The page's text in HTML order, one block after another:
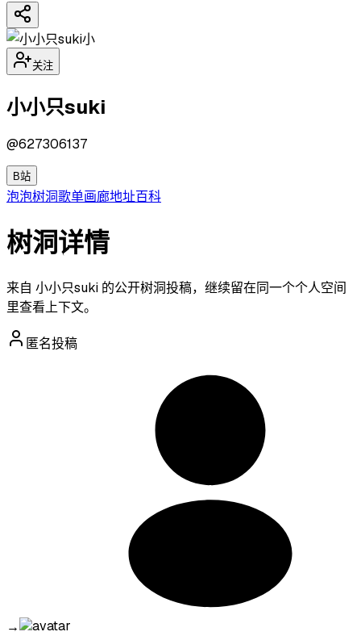
小
关注
小小只suki
@627306137
B站
泡泡树洞歌单画廊地址百科
树洞详情
来自 小小只suki 的公开树洞投稿，继续留在同一个个人空间
里查看上下文。
匿名投稿
→